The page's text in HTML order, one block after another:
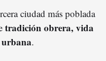
ciudad más poblada
tradición obrera, vida
.